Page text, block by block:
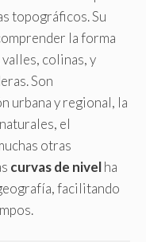
topográficos. Su
la forma
colinas, y
Son
urbana y regional, la
el
otras
curvas de nivelha
facilitando